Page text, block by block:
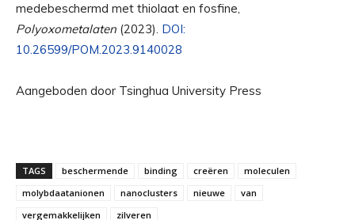
medebeschermd met thiolaat en fosfine,
Polyoxometalaten (2023). DOI:
10.26599/POM.2023.9140028
Aangeboden door Tsinghua University Press
TAGS beschermende binding creëren
moleculen
molybdaatanionen
nanoclusters nieuwe
van
vergemakkelijken
zilveren